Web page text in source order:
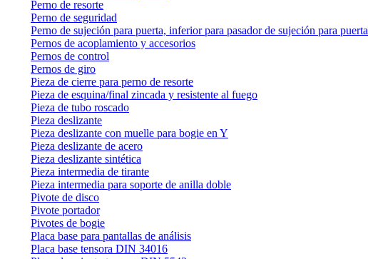
Perno de resorte
Perno de seguridad
Perno de sujeción para puerta, inferior para pasador de sujeción para puerta
Pernos de acoplamiento y accesorios
Pernos de control
Pernos de giro
Pieza de cierre para perno de resorte
Pieza de esquina/final zincada y resistente al fuego
Pieza de tubo roscado
Pieza deslizante
Pieza deslizante con muelle para bogie en Y
Pieza deslizante de acero
Pieza deslizante sintética
Pieza intermedia de tirante
Pieza intermedia para soporte de anilla doble
Pivote de disco
Pivote portador
Pivotes de bogie
Placa base para pantallas de análisis
Placa base tensora DIN 34016